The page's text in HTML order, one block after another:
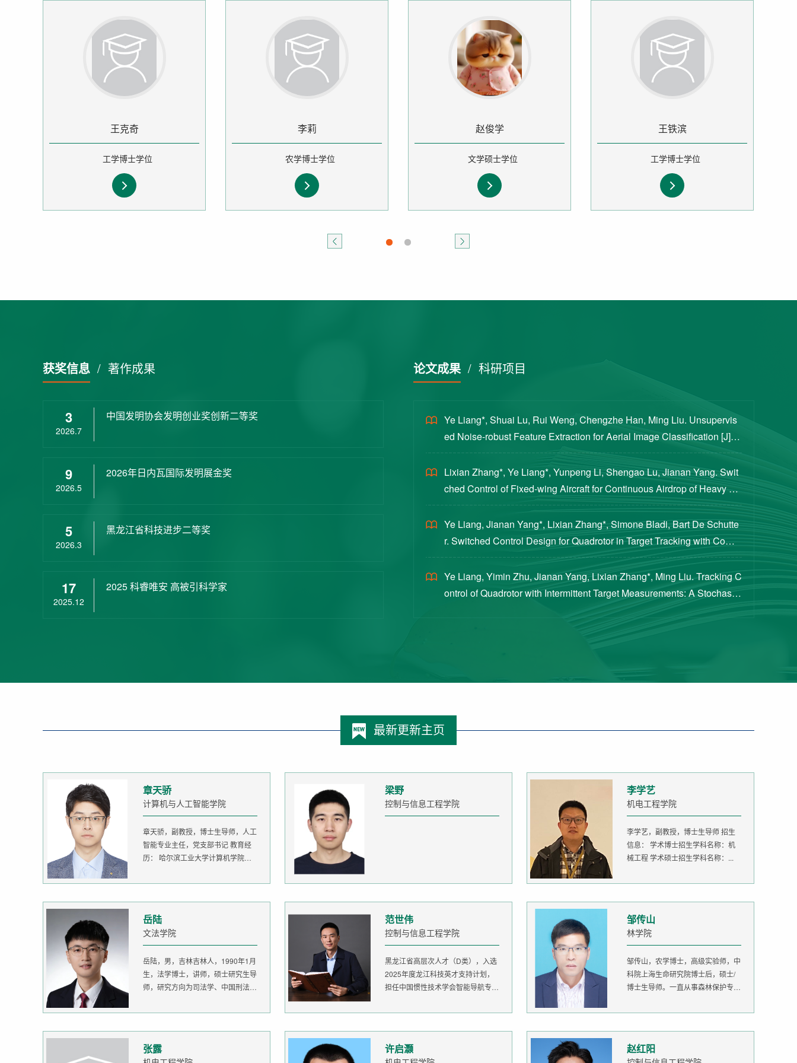
王克奇
工学博士学位
李莉
农学博士学位
赵俊学
文学硕士学位
王铁滨
工学博士学位
获奖信息 / 著作成果
3
2026.7
中国发明协会发明创业奖创新二等奖
9
2026.5
2026年日内瓦国际发明展金奖
5
2026.3
黑龙江省科技进步二等奖
17
2025.12
2025 科睿唯安 高被引科学家
论文成果/ 科研项目
Ye Liang*, Shuai Lu, Rui Weng, Chengzhe Han, Ming Liu. Unsupervis
ed Noise-robust Feature Extraction for Aerial Image Classification [J]. S
cience China Technological Sciences, 2020, 63(8): 1406-1415...
Lixian Zhang*, Ye Liang*, Yunpeng Li, Shengao Lu, Jianan Yang. Swit
ched Control of Fixed-wing Aircraft for Continuous Airdrop of Heavy Pa
yloads [J]. Journal of Guidance, Control, and Dynamics, 2023...
Ye Liang, Jianan Yang*, Lixian Zhang*, Simone Bladi, Bart De Schutte
r. Switched Control Design for Quadrotor in Target Tracking with Compl
ex Intermittent Measurements [J]. Journal of Guidance, Cont...
Ye Liang, Yimin Zhu, Jianan Yang, Lixian Zhang*, Ming Liu. Tracking C
ontrol of Quadrotor with Intermittent Target Measurements: A Stochastic
最新更新主页
章天骄
计算机与人工智能学院
章天骄，副教授，博士生导师，人工
智能专业主任，党支部书记 教育经
历： 哈尔滨工业大学计算机学院
梁野
控制与信息工程学院
李学艺
机电工程学院
李学艺，副教授，博士生导师 招生
信息： 学术博士招生学科名称：机
械工程 学术硕士招生学科名称：...
岳陆
文法学院
岳陆，男，吉林吉林人，1990年1月
生，法学博士，讲师，硕士研究生导
师，研究方向为司法学、中国刑法
范世伟
控制与信息工程学院
黑龙江省高层次人才（D类），入选
2025年度龙江科技英才支持计划，
担任中国惯性技术学会智能导航专委
邹传山
林学院
邹传山，农学博士，高级实验师，中
科院上海生命研究院博士后，硕士/
博士生导师。一直从事森林保护专业
张露 许启灏 赵红阳